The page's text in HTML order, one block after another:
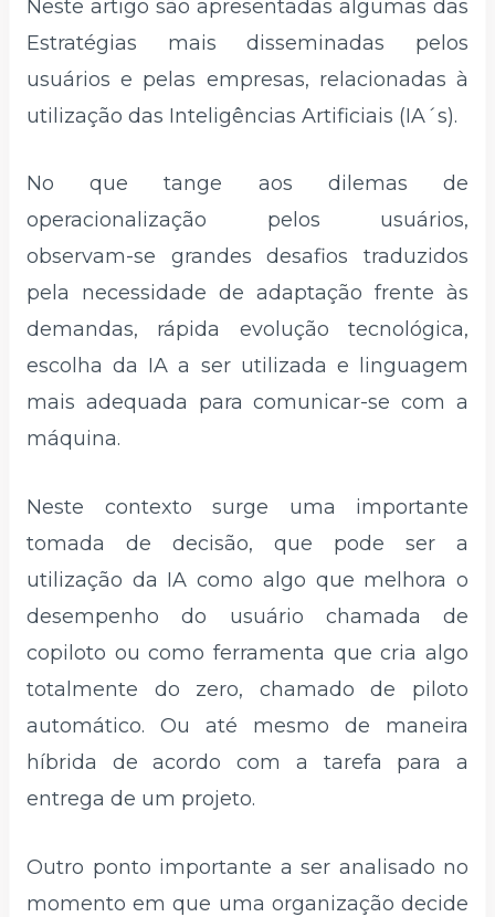
Neste artigo são apresentadas algumas das
Estratégias mais disseminadas pelos
usuários e pelas empresas, relacionadas à
utilização das Inteligências Artificiais (IA´s).
No que tange aos dilemas de
operacionalização pelos usuários,
observam-se grandes desafios traduzidos
pela necessidade de adaptação frente às
demandas, rápida evolução tecnológica,
escolha da IA a ser utilizada e linguagem
mais adequada para comunicar-se com a
máquina.
Neste contexto surge uma importante
tomada de decisão, que pode ser a
utilização da IA como algo que melhora o
desempenho do usuário chamada de
copiloto ou como ferramenta que cria algo
totalmente do zero, chamado de piloto
automático. Ou até mesmo de maneira
híbrida de acordo com a tarefa para a
entrega de um projeto.
Outro ponto importante a ser analisado no
momento em que uma organização decide